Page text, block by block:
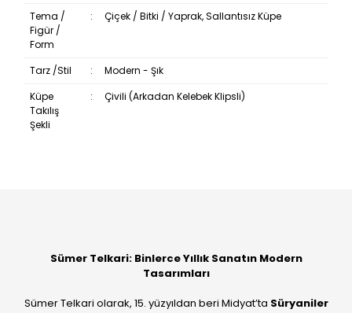
Tema /
Figür /
Form
: Çiçek / Bitki / Yaprak, Sallantısız Küpe
Tarz /Stil :
Modern - Şık
Küpe
Takılış
Şekli
: Çivili (Arkadan Kelebek Klipsli)
Sümer Telkari: Binlerce Yıllık Sanatın Modern
Tasarımları
Sümer Telkari olarak, 15. yüzyıldan beri Midyat’ta Süryaniler